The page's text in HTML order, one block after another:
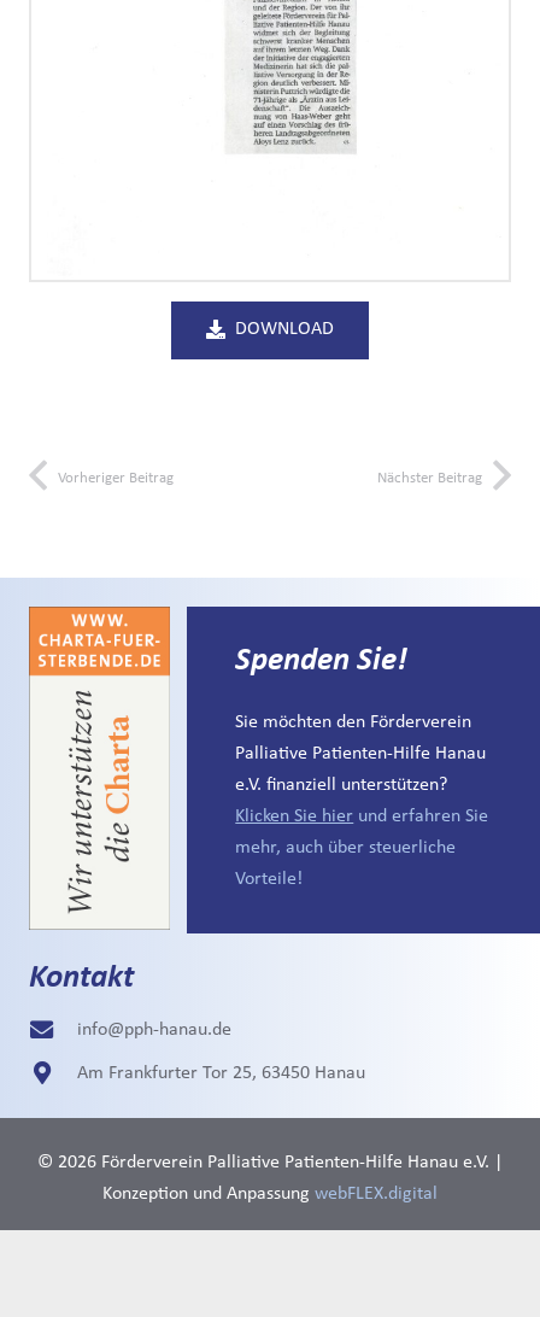
DOWNLOAD
Vorheriger Beitrag Nächster Beitrag
Spenden Sie!
Sie möchten den Förderverein
Palliative Patienten-Hilfe Hanau
e.V. finanziell unterstützen?
Klicken Sie hier und erfahren Sie
mehr, auch über steuerliche
Vorteile!
Kontakt
info@pph-hanau.de
Am Frankfurter Tor 25, 63450 Hanau
© 2026 Förderverein Palliative Patienten-Hilfe Hanau e.V. |
Konzeption und Anpassung webFLEX.digital